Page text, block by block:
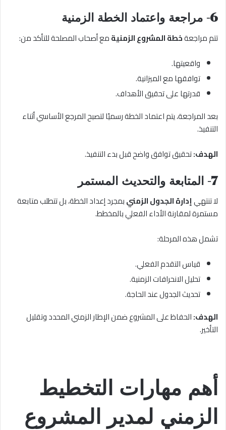
6- مراجعة واعتماد الخطة الزمنية
تتم مراجعةخطة المشروع الزمنيةمع أصحاب المصلحة للتأكد من:
واقعيتها.
توافقها مع الميزانية.
قدرتها على تحقيق الأهداف.
بعد المراجعة، يتم اعتماد الخطة رسميًا لتصبح المرجع الأساسي أثناء
التنفيذ.
الهدف:تحقيق توافق واضح قبل بدء التنفيذ.
7- المتابعة والتحديث المستمر
لا تنتهيإدارة الجدول الزمنيبمجرد إعداد الخطة، بل تتطلب متابعة
مستمرة لمقارنة الأداء الفعلي بالمخطط.
تشمل هذه المرحلة:
قياس التقدم الفعلي.
تحليل الانحرافات الزمنية.
تحديث الجدول عند الحاجة.
الهدف:الحفاظ على المشروع ضمن الإطار الزمني المحدد وتقليل
التأخير.
أهم مهارات التخطيط
الزمني لمدير المشروع